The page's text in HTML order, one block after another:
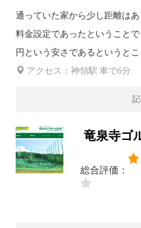
通っていた家から少し距離は
料金設定であったということ
円という安さであるというと
アクセス：神領駅 車で6分
竜泉寺ゴ
総合評価：